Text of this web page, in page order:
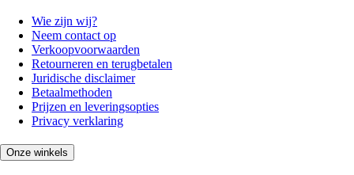
Wie zijn wij?
Neem contact op
Verkoopvoorwaarden
Retourneren en terugbetalen
Juridische disclaimer
Betaalmethoden
Prijzen en leveringsopties
Privacy verklaring
Onze winkels